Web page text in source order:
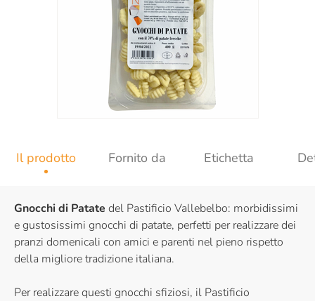
Il prodotto Fornito da Etichetta
Gnocchi di Patate del Pastificio Vallebelbo: morbidissimi
e gustosissimi gnocchi di patate, perfetti per realizzare dei
pranzi domenicali con amici e parenti nel pieno rispetto
della migliore tradizione italiana.
Per realizzare questi gnocchi sfiziosi, il Pastificio